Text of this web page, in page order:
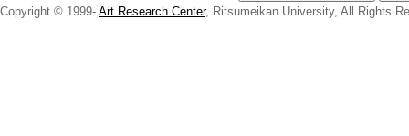
Copyright © 1999- Art Research Center, Ritsumeikan University, All Rights